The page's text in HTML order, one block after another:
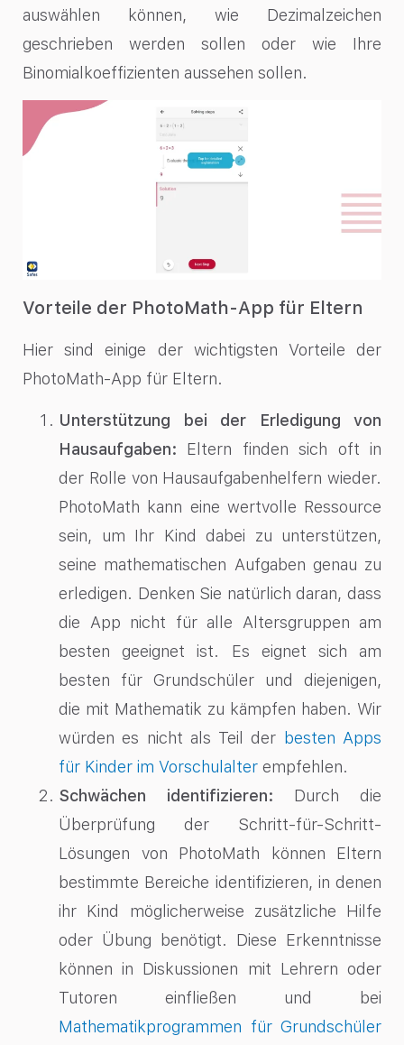
auswählen können, wie Dezimalzeichen
geschrieben werden sollen oder wie Ihre
Binomialkoeffizienten aussehen sollen.
Vorteile der PhotoMath-App für Eltern
Hier sind einige der wichtigsten Vorteile der
PhotoMath-App für Eltern.
Unterstützung bei der Erledigung von
Hausaufgaben: Eltern finden sich oft in
der Rolle von Hausaufgabenhelfern wieder.
PhotoMath kann eine wertvolle Ressource
sein, um Ihr Kind dabei zu unterstützen,
seine mathematischen Aufgaben genau zu
erledigen. Denken Sie natürlich daran, dass
die App nicht für alle Altersgruppen am
besten geeignet ist. Es eignet sich am
besten für Grundschüler und diejenigen,
die mit Mathematik zu kämpfen haben. Wir
würden es nicht als Teil der besten Apps
für Kinder im Vorschulalter empfehlen.
Schwächen identifizieren: Durch die
Überprüfung der Schritt-für-Schritt-
Lösungen von PhotoMath können Eltern
bestimmte Bereiche identifizieren, in denen
ihr Kind möglicherweise zusätzliche Hilfe
oder Übung benötigt. Diese Erkenntnisse
können in Diskussionen mit Lehrern oder
Tutoren einfließen und bei
Mathematikprogrammen für Grundschüler